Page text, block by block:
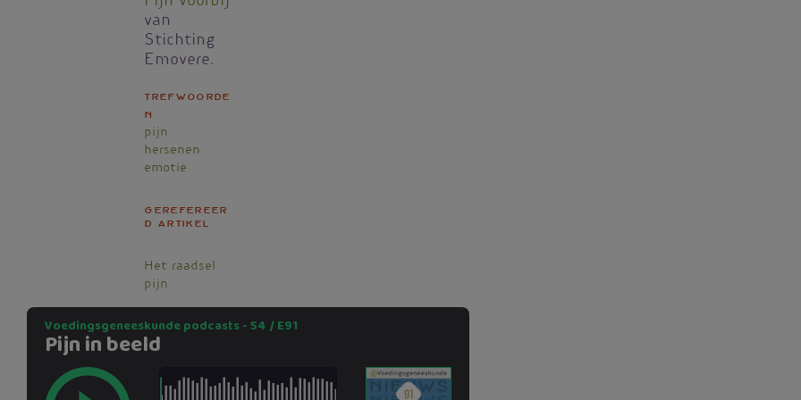
van
Stichting
Emovere.
Trefwoorde
n
pijn
hersenen
emotie
Gerefereer
d artikel
Het raadsel
pijn